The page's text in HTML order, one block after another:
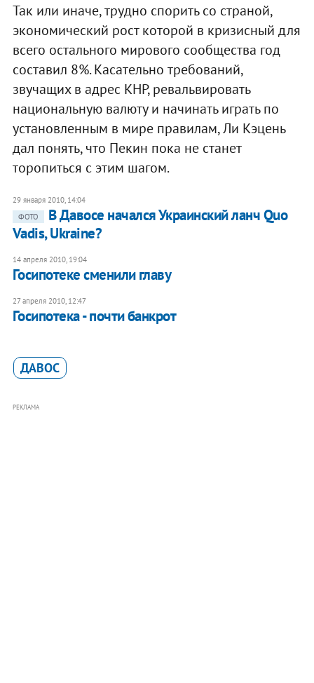
Так или иначе, трудно спорить со страной,
экономический рост которой в кризисный для
всего остального мирового сообщества год
составил 8%. Касательно требований,
звучащих в адрес КНР, ревальвировать
национальную валюту и начинать играть по
установленным в мире правилам, Ли Кэцень
дал понять, что Пекин пока не станет
торопиться с этим шагом.
29 января 2010, 14:04
ФОТО
В Давосе начался Украинский ланч Quo
Vadis, Ukraine?
14 апреля 2010, 19:04
Госипотеке сменили главу
27 апреля 2010, 12:47
Госипотека - почти банкрот
ДАВОС
РЕКЛАМА